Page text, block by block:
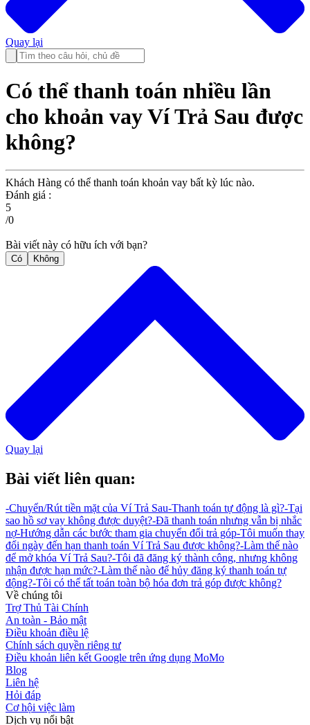
Quay lại
Có thể thanh toán nhiều lần
cho khoản vay Ví Trả Sau được
không?
Khách Hàng có thể thanh toán khoản vay bất kỳ lúc nào.
Đánh giá :
5
/0
Bài viết này có hữu ích với bạn?
Có Không
Quay lại
Bài viết liên quan:
-Chuyển/Rút tiền mặt của Ví Trả Sau-Thanh toán tự động là gì?-Tại
sao hồ sơ vay không được duyệt?-Đã thanh toán nhưng vẫn bị nhắc
nợ-Hướng dẫn các bước tham gia chuyển đổi trả góp-Tôi muốn thay
đổi ngày đến hạn thanh toán Ví Trả Sau được không?-Làm thế nào
để mở khóa Ví Trả Sau?-Tôi đã đăng ký thành công, nhưng không
nhận được hạn mức?-Làm thế nào để hủy đăng ký thanh toán tự
động?-Tôi có thể tất toán toàn bộ hóa đơn trả góp được không?
Về chúng tôi
Trợ Thủ Tài Chính
An toàn - Bảo mật
Điều khoản điều lệ
Chính sách quyền riêng tư
Điều khoản liên kết Google trên ứng dụng MoMo
Blog
Liên hệ
Hỏi đáp
Cơ hội việc làm
Dịch vụ nổi bật